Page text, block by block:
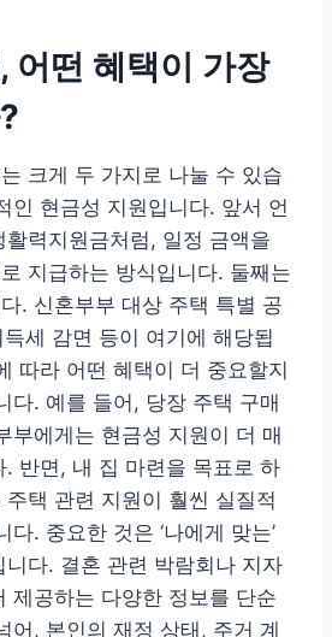
어떤 혜택이 가장
크게 두 가지로 나눌 수 있습
인 현금성 지원입니다. 앞서 언
력지원금처럼, 일정 금액을
지급하는 방식입니다. 둘째는
. 신혼부부 대상 주택 특별 공
세 감면 등이 여기에 해당됩
따라 어떤 혜택이 더 중요할지
다. 예를 들어, 당장 주택 구매
부에게는 현금성 지원이 더 매
. 반면, 내 집 마련을 목표로 하
택 관련 지원이 훨씬 실질적
다. 중요한 것은 ‘나에게 맞는’
니다. 결혼 관련 박람회나 지자
제공하는 다양한 정보를 단순
어, 본인의 재정 상태, 주거 계